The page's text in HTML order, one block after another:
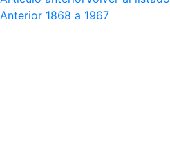
Anterior 1868 a 1967